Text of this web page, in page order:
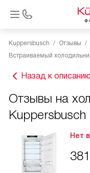
Kuppersbusch Отзывы
Встраиваемый
Назад к
Отзывы на
Kuppersbusch
Нет